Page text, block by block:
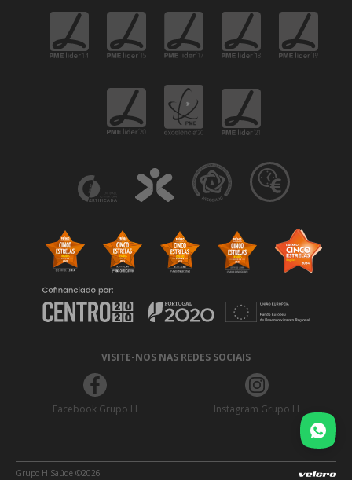
VISITE-NOS NAS REDES SOCIAIS
Facebook Grupo H Instagram Grupo H
Grupo H Saúde ©2026